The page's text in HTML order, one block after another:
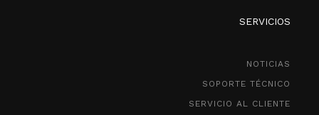
SERVICIOS
NOTICIAS
SOPORTE TÉCNICO
SERVICIO AL CLIENTE